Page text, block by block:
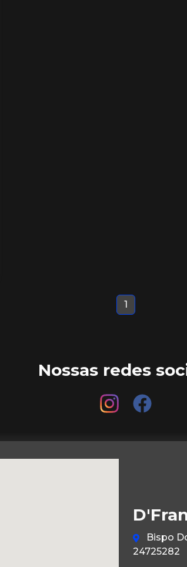
1
Nossas redes
Bispo
24725282